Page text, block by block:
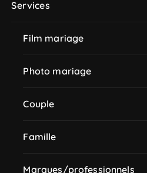
Services
Film mariage
Photo mariage
Couple
Famille
Marques/professionnels